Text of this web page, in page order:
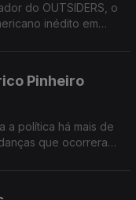
do OUTSIDERS, o
inédito em
Pinheiro
a política há mais de
que ocorreram